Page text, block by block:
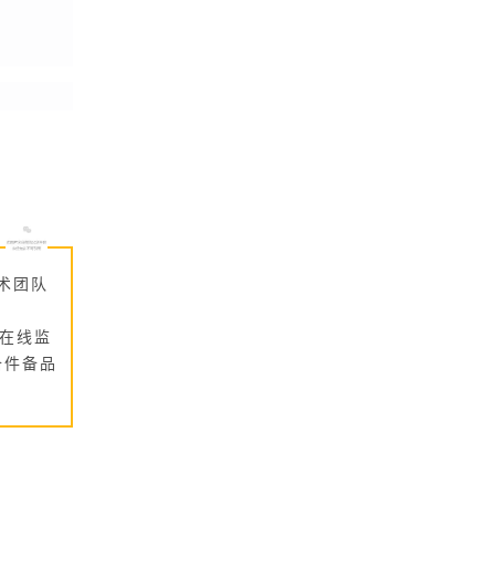
团队
线监
备品